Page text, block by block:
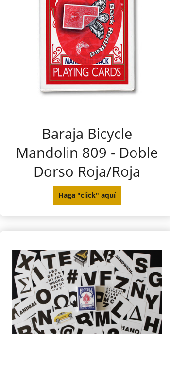
Baraja Bicycle
Mandolin 809 - Doble
Dorso Roja/Roja
Haga "click" aquí